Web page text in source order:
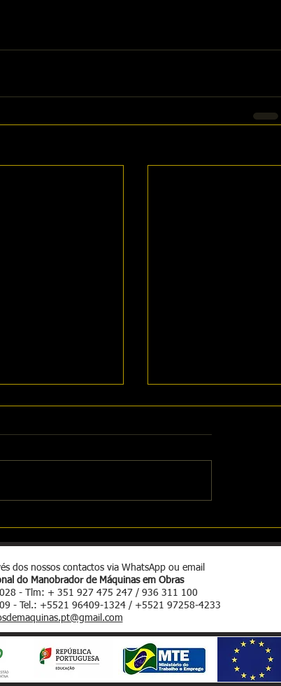
Formação
Comece seu ano com
países: 🚧🚜🚧 Faça já
dos nossos contactos via WhatsApp ou email
do Manobrador de Máquinas em Obras
028 - Tlm: + 351 927 475 247 / 936 311 100
- Tel.: +5521 96409-1324 / +5521 97258-4233